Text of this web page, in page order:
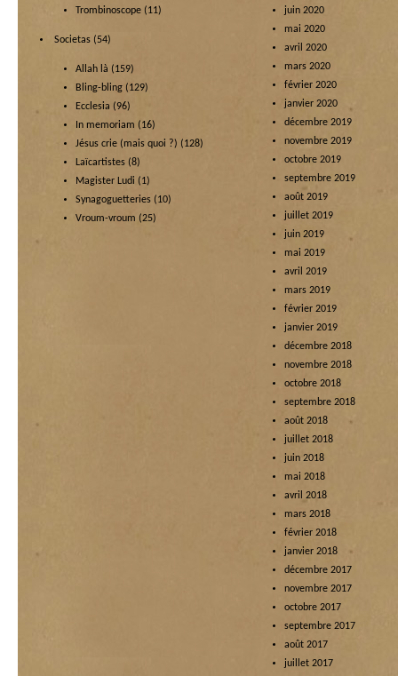
Trombinoscope (11)
Societas (54)
Allah là (159)
Bling-bling (129)
Ecclesia (96)
In memoriam (16)
Jésus crie (mais quoi ?) (128)
Laïcartistes (8)
Magister Ludi (1)
Synagoguetteries (10)
Vroum-vroum (25)
juin 2020
mai 2020
avril 2020
mars 2020
février 2020
janvier 2020
décembre 2019
novembre 2019
octobre 2019
septembre 2019
août 2019
juillet 2019
juin 2019
mai 2019
avril 2019
mars 2019
février 2019
janvier 2019
décembre 2018
novembre 2018
octobre 2018
septembre 2018
août 2018
juillet 2018
juin 2018
mai 2018
avril 2018
mars 2018
février 2018
janvier 2018
décembre 2017
novembre 2017
octobre 2017
septembre 2017
août 2017
juillet 2017